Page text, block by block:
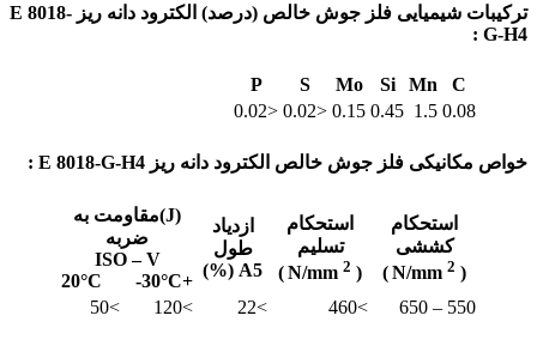
تركيبات شيميايی فلز جوش خالص (درصد) الکترود دانه ریز E 8018-
G-H4 :
C
Mn
Si
Mo
S
P
0.08
1.5
0.45
0.15
<0.02
<0.02
خواص مکانیکی فلز جوش خالص الکترود دانه ریز E 8018-G-H4 :
استحكام
كششی
( N/mm
2
)
استحكام
تسليم
( N/mm
2
)
ازدياد
طول
A5 (%)
(J)مقاومت به
ضربه
ISO – V
+20‎°C -30‎°C
550 – 650
>460
>22
>120 >50